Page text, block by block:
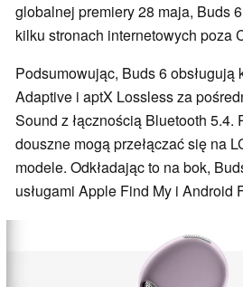
globalnej premiery 28 maja, Buds
kilku stronach internetowych poza
Podsumowując, Buds 6 obsługują
Adaptive i aptX Lossless za
Sound z łącznością Bluetooth 5.4.
douszne mogą przełączać się na
modele. Odkładając to na bok,
usługami Apple Find My i Android